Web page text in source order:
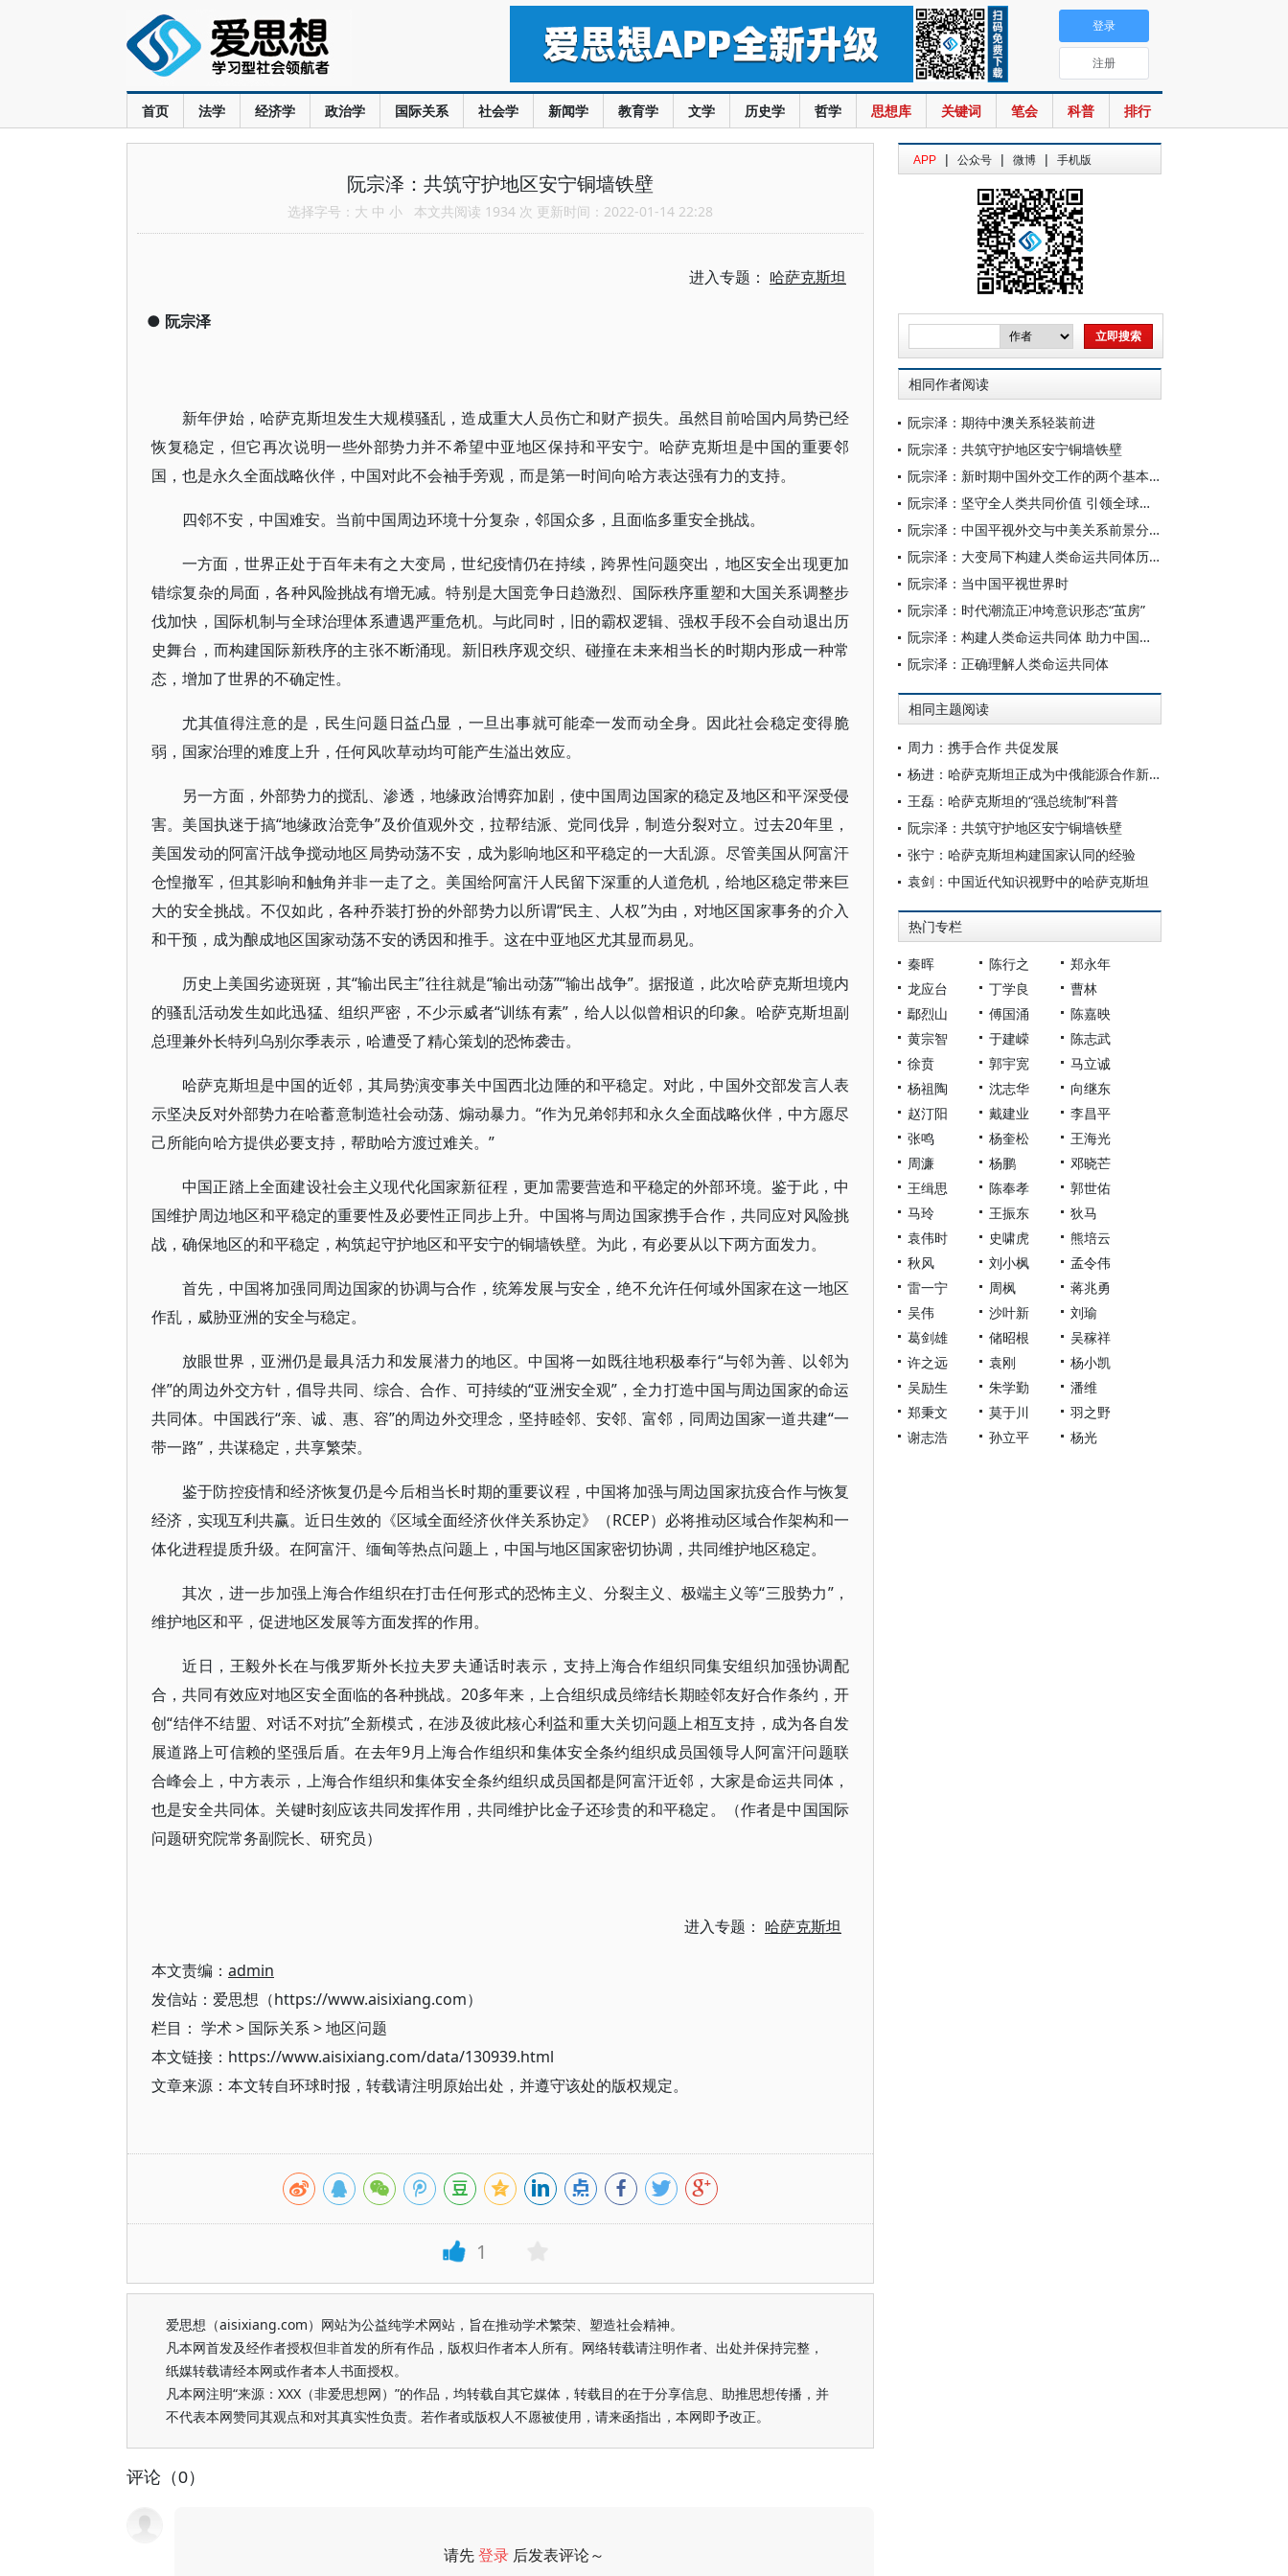
首页 法学 经济学 政治学 国际关系 社会学 新闻学 教育学 文学 历史学 哲学 思想库 关键词 笔会 科普 排行
登录
注册
阮宗泽：共筑守护地区安宁铜墙铁壁
选择字号： 大 中 小 本文共阅读 1934 次 更新时间：2022-01-14 22:28
进入专题： 哈萨克斯坦
● 阮宗泽
新年伊始，哈萨克斯坦发生大规模骚乱，造成重大人员伤亡和财产损失。虽然目前哈国内局势已经
恢复稳定，但它再次说明一些外部势力并不希望中亚地区保持和平安宁。哈萨克斯坦是中国的重要邻
国，也是永久全面战略伙伴，中国对此不会袖手旁观，而是第一时间向哈方表达强有力的支持。
四邻不安，中国难安。当前中国周边环境十分复杂，邻国众多，且面临多重安全挑战。
一方面，世界正处于百年未有之大变局，世纪疫情仍在持续，跨界性问题突出，地区安全出现更加
错综复杂的局面，各种风险挑战有增无减。特别是大国竞争日趋激烈、国际秩序重塑和大国关系调整步
伐加快，国际机制与全球治理体系遭遇严重危机。与此同时，旧的霸权逻辑、强权手段不会自动退出历
史舞台，而构建国际新秩序的主张不断涌现。新旧秩序观交织、碰撞在未来相当长的时期内形成一种常
态，增加了世界的不确定性。
尤其值得注意的是，民生问题日益凸显，一旦出事就可能牵一发而动全身。因此社会稳定变得脆
弱，国家治理的难度上升，任何风吹草动均可能产生溢出效应。
另一方面，外部势力的搅乱、渗透，地缘政治博弈加剧，使中国周边国家的稳定及地区和平深受侵
害。美国执迷于搞“地缘政治竞争”及价值观外交，拉帮结派、党同伐异，制造分裂对立。过去20年里，
美国发动的阿富汗战争搅动地区局势动荡不安，成为影响地区和平稳定的一大乱源。尽管美国从阿富汗
仓惶撤军，但其影响和触角并非一走了之。美国给阿富汗人民留下深重的人道危机，给地区稳定带来巨
大的安全挑战。不仅如此，各种乔装打扮的外部势力以所谓“民主、人权”为由，对地区国家事务的介入
和干预，成为酿成地区国家动荡不安的诱因和推手。这在中亚地区尤其显而易见。
历史上美国劣迹斑斑，其“输出民主”往往就是“输出动荡”“输出战争”。据报道，此次哈萨克斯坦境内
的骚乱活动发生如此迅猛、组织严密，不少示威者“训练有素”，给人以似曾相识的印象。哈萨克斯坦副
总理兼外长特列乌别尔季表示，哈遭受了精心策划的恐怖袭击。
哈萨克斯坦是中国的近邻，其局势演变事关中国西北边陲的和平稳定。对此，中国外交部发言人表
示坚决反对外部势力在哈蓄意制造社会动荡、煽动暴力。“作为兄弟邻邦和永久全面战略伙伴，中方愿尽
己所能向哈方提供必要支持，帮助哈方渡过难关。”
中国正踏上全面建设社会主义现代化国家新征程，更加需要营造和平稳定的外部环境。鉴于此，中
国维护周边地区和平稳定的重要性及必要性正同步上升。中国将与周边国家携手合作，共同应对风险挑
战，确保地区的和平稳定，构筑起守护地区和平安宁的铜墙铁壁。为此，有必要从以下两方面发力。
首先，中国将加强同周边国家的协调与合作，统筹发展与安全，绝不允许任何域外国家在这一地区
作乱，威胁亚洲的安全与稳定。
放眼世界，亚洲仍是最具活力和发展潜力的地区。中国将一如既往地积极奉行“与邻为善、以邻为
伴”的周边外交方针，倡导共同、综合、合作、可持续的“亚洲安全观”，全力打造中国与周边国家的命运
共同体。中国践行“亲、诚、惠、容”的周边外交理念，坚持睦邻、安邻、富邻，同周边国家一道共建“一
带一路”，共谋稳定，共享繁荣。
鉴于防控疫情和经济恢复仍是今后相当长时期的重要议程，中国将加强与周边国家抗疫合作与恢复
经济，实现互利共赢。近日生效的《区域全面经济伙伴关系协定》（RCEP）必将推动区域合作架构和一
体化进程提质升级。在阿富汗、缅甸等热点问题上，中国与地区国家密切协调，共同维护地区稳定。
其次，进一步加强上海合作组织在打击任何形式的恐怖主义、分裂主义、极端主义等“三股势力”，
维护地区和平，促进地区发展等方面发挥的作用。
近日，王毅外长在与俄罗斯外长拉夫罗夫通话时表示，支持上海合作组织同集安组织加强协调配
合，共同有效应对地区安全面临的各种挑战。20多年来，上合组织成员缔结长期睦邻友好合作条约，开
创“结伴不结盟、对话不对抗”全新模式，在涉及彼此核心利益和重大关切问题上相互支持，成为各自发
展道路上可信赖的坚强后盾。在去年9月上海合作组织和集体安全条约组织成员国领导人阿富汗问题联
合峰会上，中方表示，上海合作组织和集体安全条约组织成员国都是阿富汗近邻，大家是命运共同体，
也是安全共同体。关键时刻应该共同发挥作用，共同维护比金子还珍贵的和平稳定。（作者是中国国际
问题研究院常务副院长、研究员）
进入专题： 哈萨克斯坦
本文责编： admin
发信站：爱思想（https://www.aisixiang.com）
栏目： 学术> 国际关系>地区问题
本文链接：https://www.aisixiang.com/data/130939.html
文章来源：本文转自环球时报，转载请注明原始出处，并遵守该处的版权规定。
1
爱思想（aisixiang.com）网站为公益纯学术网站，旨在推动学术繁荣、塑造社会精神。
凡本网首发及经作者授权但非首发的所有作品，版权归作者本人所有。网络转载请注明作者、出处并保持完整，
纸媒转载请经本网或作者本人书面授权。
凡本网注明“来源：XXX（非爱思想网）”的作品，均转载自其它媒体，转载目的在于分享信息、助推思想传播，并
不代表本网赞同其观点和对其真实性负责。若作者或版权人不愿被使用，请来函指出，本网即予改正。
评论（0）
请先登录 后发表评论～
APP | 公众号 | 微博 | 手机版
相同作者阅读
阮宗泽：期待中澳关系轻装前进
阮宗泽：共筑守护地区安宁铜墙铁壁
阮宗泽：新时期中国外交工作的两个基本点
阮宗泽：坚守全人类共同价值 引领全球治理体系变革
阮宗泽：中国平视外交与中美关系前景分析
阮宗泽：大变局下构建人类命运共同体历久弥坚
阮宗泽：当中国平视世界时
阮宗泽：时代潮流正冲垮意识形态“茧房”
阮宗泽：构建人类命运共同体 助力中国战略机遇期
阮宗泽：正确理解人类命运共同体
相同主题阅读
周力：携手合作 共促发展
杨进：哈萨克斯坦正成为中俄能源合作新枢纽
王磊：哈萨克斯坦的“强总统制”科普
阮宗泽：共筑守护地区安宁铜墙铁壁
张宁：哈萨克斯坦构建国家认同的经验
袁剑：中国近代知识视野中的哈萨克斯坦
热门专栏
秦晖 陈行之
郑永年
龙应台
丁学良
曹林
鄢烈山
傅国涌
陈嘉映
黄宗智
于建嵘
陈志武
徐贲
郭宇宽
马立诚
杨祖陶
沈志华
向继东
赵汀阳
戴建业
李昌平
张鸣
杨奎松
王海光
周濂
杨鹏
邓晓芒
王缉思
陈奉孝
郭世佑
马玲
王振东
狄马
袁伟时
史啸虎
熊培云
秋风
刘小枫
孟令伟
雷一宁
周枫
蒋兆勇
吴伟
沙叶新
刘瑜
葛剑雄
储昭根
吴稼祥
许之远
袁刚
杨小凯
吴励生
朱学勤
潘维
郑秉文
莫于川
羽之野
谢志浩
孙立平 杨光